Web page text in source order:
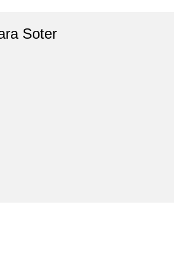
Soter